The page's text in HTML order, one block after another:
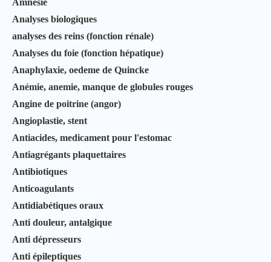
Amnesie
Analyses biologiques
analyses des reins (fonction rénale)
Analyses du foie (fonction hépatique)
Anaphylaxie, oedeme de Quincke
Anémie, anemie, manque de globules rouges
Angine de poitrine (angor)
Angioplastie, stent
Antiacides, medicament pour l'estomac
Antiagrégants plaquettaires
Antibiotiques
Anticoagulants
Antidiabétiques oraux
Anti douleur, antalgique
Anti dépresseurs
Anti épileptiques